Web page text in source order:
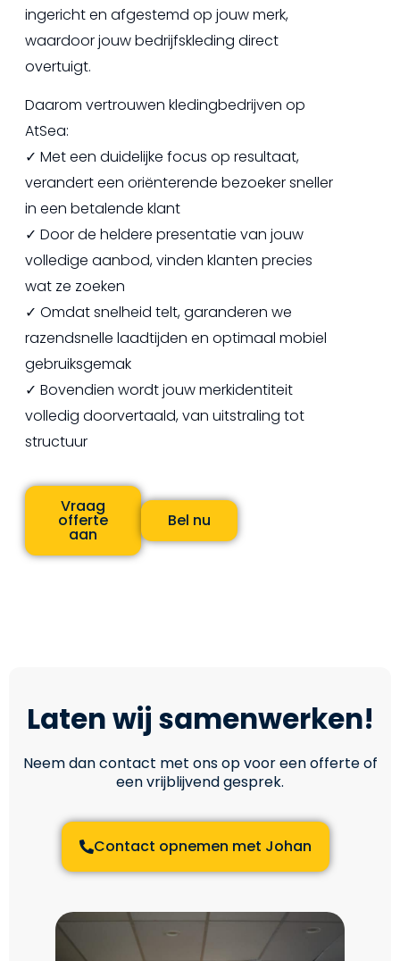
ingericht en afgestemd op jouw merk,
waardoor jouw bedrijfskleding direct
overtuigt.
Daarom vertrouwen kledingbedrijven op
AtSea:
✓ Met een duidelijke focus op resultaat,
verandert een oriënterende bezoeker sneller
in een betalende klant
✓ Door de heldere presentatie van jouw
volledige aanbod, vinden klanten precies
wat ze zoeken
✓ Omdat snelheid telt, garanderen we
razendsnelle laadtijden en optimaal mobiel
gebruiksgemak
✓ Bovendien wordt jouw merkidentiteit
volledig doorvertaald, van uitstraling tot
structuur
Vraag
offerte
aan
Bel nu
Laten wij samenwerken!
Neem dan contact met ons op voor een offerte of
een vrijblijvend gesprek.
Contact opnemen met Johan